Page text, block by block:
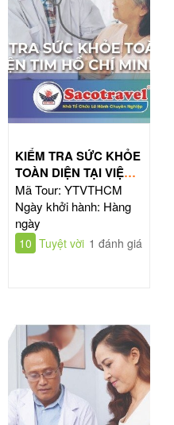
KIỂM TRA SỨC KHỎE
TOÀN DIỆN TẠI VIỆN
TIM HỒ CHÍ MINH
Mã Tour: YTVTHCM
Ngày khởi hành: Hàng
ngày
10 Tuyệt vời 1 đánh giá